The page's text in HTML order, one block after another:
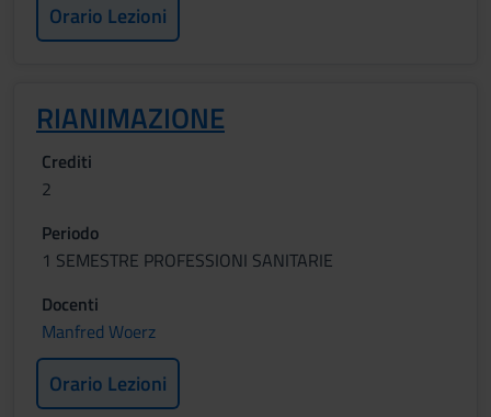
Orario Lezioni
RIANIMAZIONE
Crediti
2
Periodo
1 SEMESTRE PROFESSIONI SANITARIE
Docenti
Manfred Woerz
Orario Lezioni